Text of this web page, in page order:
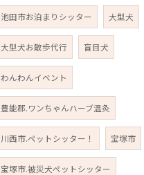
池田市お泊まりシッター 大型犬
大型犬お散歩代行 盲目犬
わんわんイベント
豊能郡.ワンちゃんハーブ温灸
川西市.ペットシッター！ 宝塚市
宝塚市.被災犬ペットシッター